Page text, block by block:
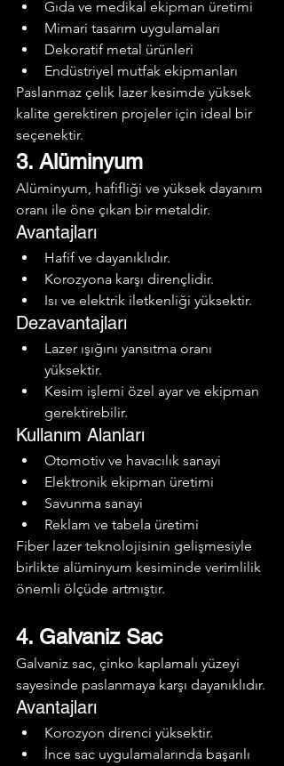
Gıda ve medikal ekipman üretimi
Mimari tasarım uygulamaları
Dekoratif metal ürünleri
Endüstriyel mutfak ekipmanları
Paslanmaz çelik lazer kesimde yüksek
kalite gerektiren projeler için ideal bir
seçenektir.
3. Alüminyum
Alüminyum, hafifliği ve yüksek dayanım
oranı ile öne çıkan bir metaldir.
Avantajları
Hafif ve dayanıklıdır.
Korozyona karşı dirençlidir.
Isı ve elektrik iletkenliği yüksektir.
Dezavantajları
Lazer ışığını yansıtma oranı
yüksektir.
Kesim işlemi özel ayar ve ekipman
gerektirebilir.
Kullanım Alanları
Otomotiv ve havacılık sanayi
Elektronik ekipman üretimi
Savunma sanayi
Reklam ve tabela üretimi
Fiber lazer teknolojisinin gelişmesiyle
birlikte alüminyum kesiminde verimlilik
önemli ölçüde artmıştır.
4. Galvaniz Sac
Galvaniz sac, çinko kaplamalı yüzeyi
sayesinde paslanmaya karşı dayanıklıdır.
Avantajları
Korozyon direnci yüksektir.
İnce sac uygulamalarında başarılı